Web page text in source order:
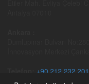
+90 212 232
Faks:
+90 850 811 2016